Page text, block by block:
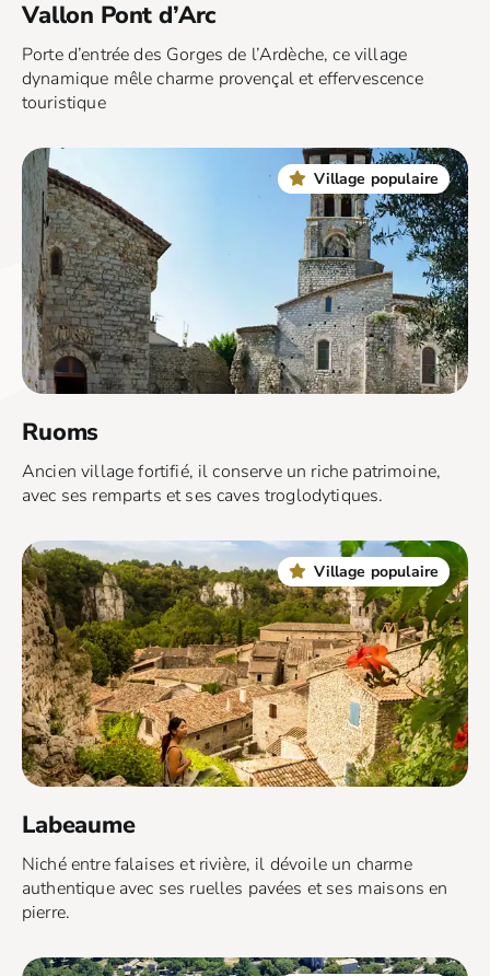
Vallon Pont d’Arc
Porte d’entrée des Gorges de l’Ardèche, ce village
dynamique mêle charme provençal et effervescence
touristique
Village populaire
Ruoms
Ancien village fortifié, il conserve un riche patrimoine,
avec ses remparts et ses caves troglodytiques.
Village populaire
Labeaume
Niché entre falaises et rivière, il dévoile un charme
authentique avec ses ruelles pavées et ses maisons en
pierre.